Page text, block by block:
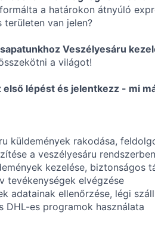
a határokon átnyúló
területen van jelen?
Veszélyesáru
a világot!
első lépést és jelentkezz - mi
küldemények rakodása,
a veszélyesáru rendszerben
kezelése, biztonságos
tevékenységek elvégzése
adatainak ellenőrzése, légi
DHL-es programok használata